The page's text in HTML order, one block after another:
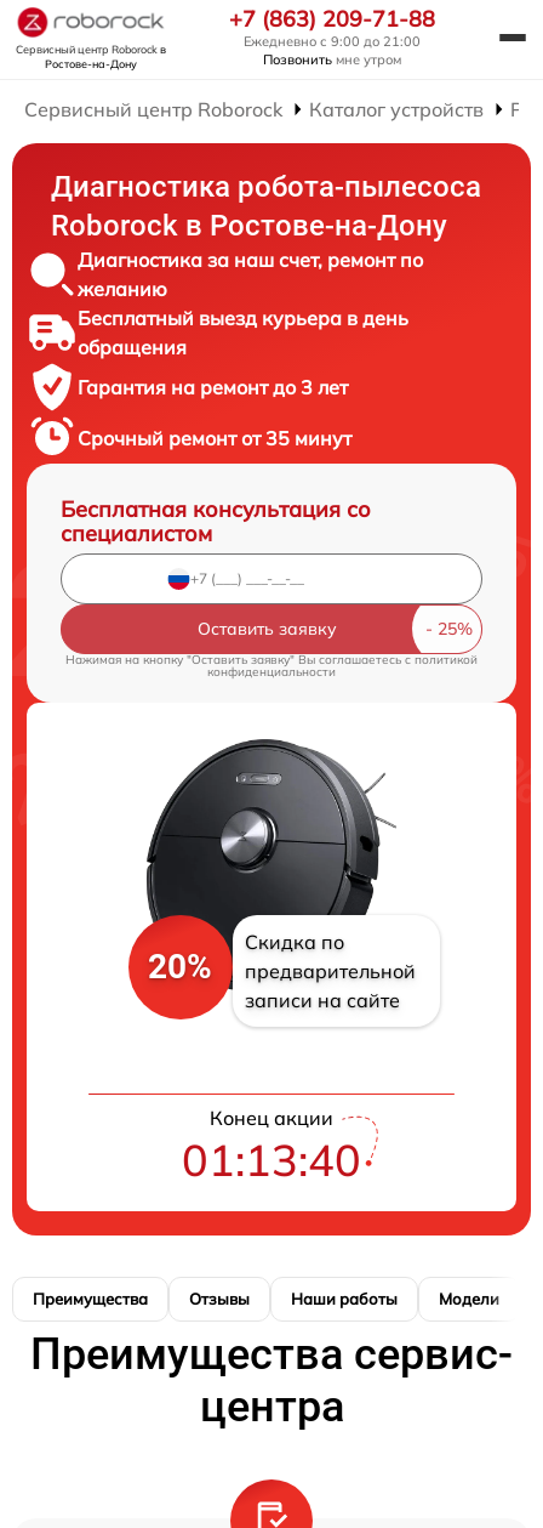
Сервисный центр Roborockв
Ростове-на-Дону
+7 (863) 209-71-88
Ежедневно с 9:00 до 21:00
Позвонить мне утром
Сервисный центр Roborock Каталог устройств
Диагностика робота-пылесоса
Roborock в Ростове-на-Дону
Диагностика за наш счет, ремонт по
желанию
Бесплатный выезд курьера в день
обращения
Гарантия на ремонт до 3 лет
Срочный ремонт от 35 минут
Бесплатная консультация со
специалистом
Оставить заявку
Нажимая на кнопку "Оставить заявку" Вы соглашаетесь cполитикой
конфиденциальности
20%
Скидка по
предварительной
записи на сайте
Конец акции
01:13:39
Преимущества Отзывы Наши работы Модели
Преимущества сервис-
центра